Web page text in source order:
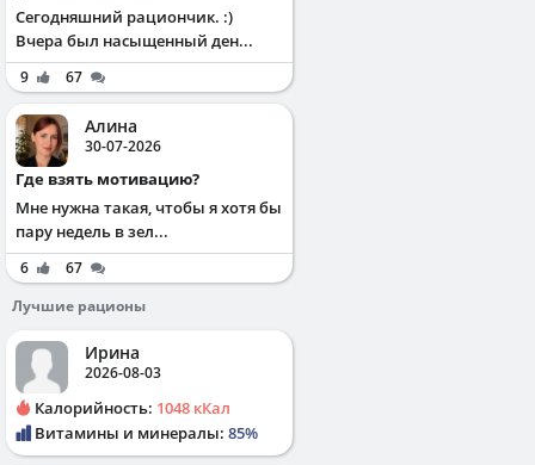
Сегодняшний рациончик. :)
Вчера был насыщенный ден...
9 67
Алина
30-07-2026
Где взять мотивацию?
Мне нужна такая, чтобы я хотя бы
пару недель в зел...
6
67
Лучшие рационы
Ирина
2026-08-03
Калорийность: 1048 кКал
Витамины и минералы: 85%